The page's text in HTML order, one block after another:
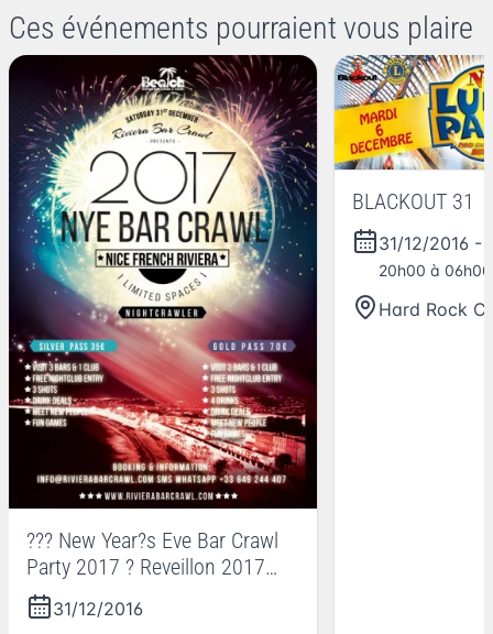
Ces événements pourraient vous plaire
??? New Year?s Eve Bar Crawl
Party 2017 ? Reveillon 2017
Nice French Riviera ??? @ Villa
Saint Exupery Beach
31/12/2016
BLACKOUT 31
31/12/2016 -
20h00 à 06h00
Hard Rock